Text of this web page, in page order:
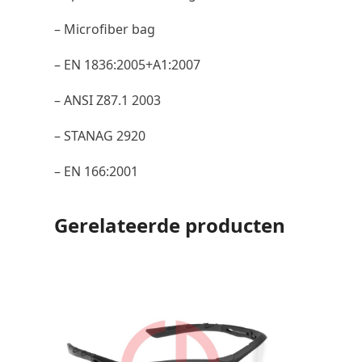
– Microfiber bag
– EN 1836:2005+A1:2007
– ANSI Z87.1 2003
– STANAG 2920
– EN 166:2001
Gerelateerde producten